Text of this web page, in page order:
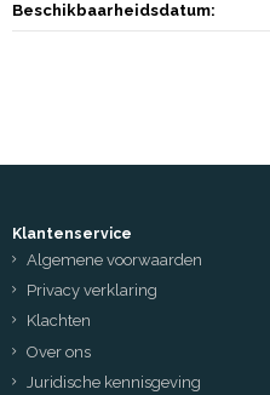
Beschikbaarheidsdatum:
Klantenservice
Algemene voorwaarden
Privacy verklaring
Klachten
Over ons
Juridische kennisgeving